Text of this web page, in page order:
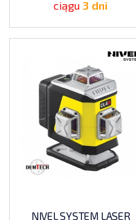
ciągu3 dni
NIVEL SYSTEM LASER